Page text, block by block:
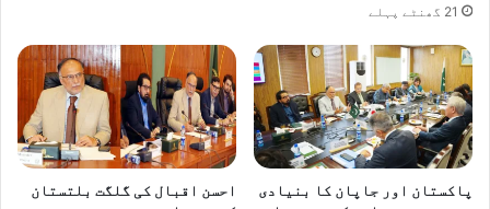
21 گھنٹے پہلے
پاکستان اور جاپان کا بنیادی
احسن اقبال کی گلگت بلتستان